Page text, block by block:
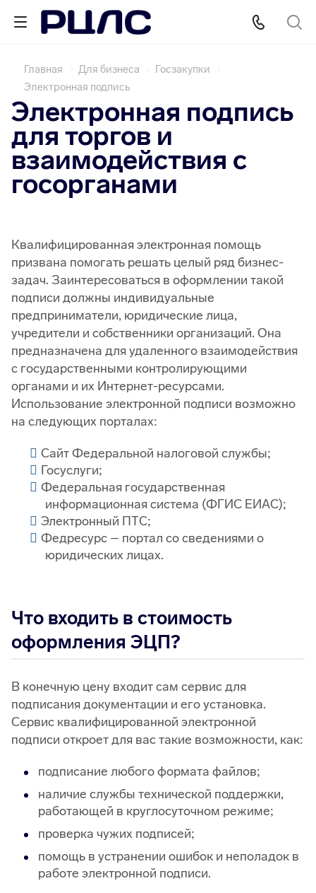
Главная Для бизнеса
Госзакупки
Электронная подпись
Электронная подпись
для торгов и
взаимодействия с
госорганами
Квалифицированная электронная помощь
призвана помогать решать целый ряд бизнес-
задач. Заинтересоваться в оформлении такой
подписи должны индивидуальные
предприниматели, юридические лица,
учредители и собственники организаций. Она
предназначена для удаленного взаимодействия
с государственными контролирующими
органами и их Интернет-ресурсами.
Использование электронной подписи возможно
на следующих порталах:
Сайт Федеральной налоговой службы;
Госуслуги;
Федеральная государственная
информационная система (ФГИС ЕИАС);
Электронный ПТС;
Федресурс – портал со сведениями о
юридических лицах.
Что входить в стоимость
оформления ЭЦП?
В конечную цену входит сам сервис для
подписания документации и его установка.
Сервис квалифицированной электронной
подписи откроет для вас такие возможности, как:
подписание любого формата файлов;
наличие службы технической поддержки,
работающей в круглосуточном режиме;
проверка чужих подписей;
помощь в устранении ошибок и неполадок в
работе электронной подписи.